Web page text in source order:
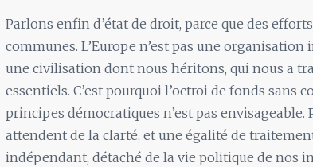
Parlons enfin d’état de droit, parce que des
communes. L’Europe n’est pas une
une civilisation dont nous héritons, qui nous a
essentiels. C’est pourquoi l’octroi de fonds sans
principes démocratiques n’est pas envisageable.
attendent de la clarté, et une égalité de
indépendant, détaché de la vie politique de nos